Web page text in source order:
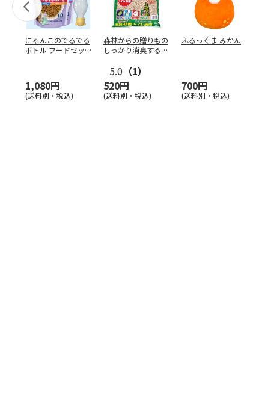
にゃんこのでるでる
ボトル フードセッ
1,080円
(送料別・税込)
森林からの贈りもの
しっかり消臭するひ
5.0 （1）
520円
(送料別・税込)
ふるっくま みかん
700円
(送料別・税込)